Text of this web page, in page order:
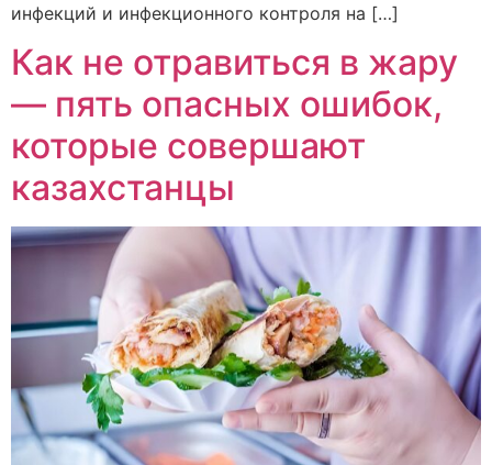
инфекций и инфекционного контроля на […]
Как не отравиться в жару
— пять опасных ошибок,
которые совершают
казахстанцы